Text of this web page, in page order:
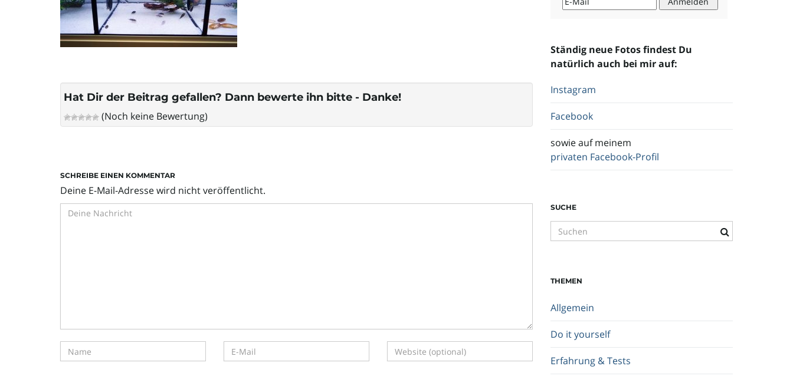
Hat Dir der Beitrag gefallen? Dann bewerte ihn bitte - Danke!
(Noch keine Bewertung)
SCHREIBE EINEN KOMMENTAR
Deine E-Mail-Adresse wird nicht veröffentlicht.
Ständig neue Fotos findest Du
natürlich auch bei mir auf:
Instagram
Facebook
sowie auf meinem
privaten Facebook-Profil
SUCHE
u
b
g
i
f
THEMEN
Allgemein
Do it yourself
Erfahrung & Tests